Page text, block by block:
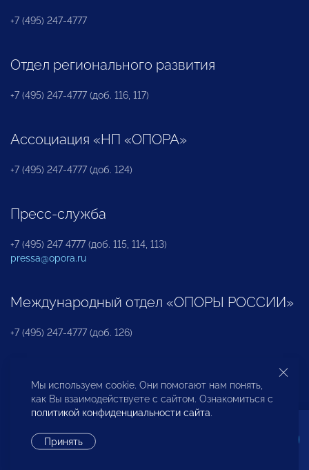
+7 (495) 247-4777
Отдел регионального развития
+7 (495) 247-4777 (доб. 116, 117)
Ассоциация «НП «ОПОРА»
+7 (495) 247-4777 (доб. 124)
Пресс-служба
+7 (495) 247 4777 (доб. 115, 114, 113)
pressa@opora.ru
Международный отдел «ОПОРЫ РОССИИ»
+7 (495) 247-4777 (доб. 126)
Бюро по защите прав предпринимателей и
инвесторов
Мы используем cookie. Они помогают нам понять,
как Вы взаимодействуете с сайтом. Ознакомиться с
политикой конфиденциальности сайта.
Принять